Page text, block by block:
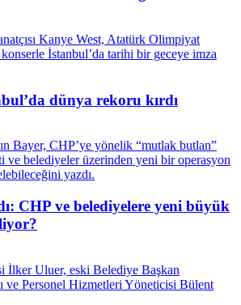
dünya rekoru kırdı
CHP ve belediyelere yeni büyük